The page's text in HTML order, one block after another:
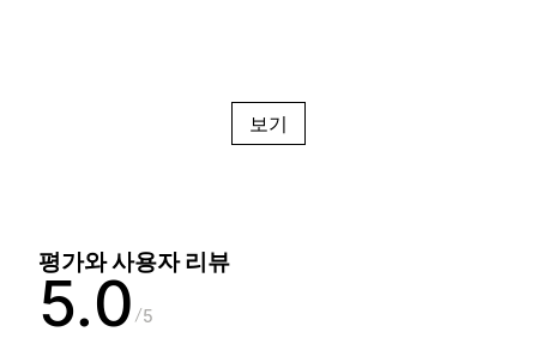
보기
평가와 사용자 리뷰
5.0 5